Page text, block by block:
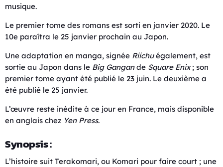
musique.
Le premier tome des romans est sorti en janvier 2020. Le
10e paraîtra le 25 janvier prochain au Japon.
Une adaptation en manga, signée Riichuégalement, est
sortie au Japon dans le Big Gangande Square Enix; son
premier tome ayant été publié le 23 juin. Le deuxième a
été publié le 25 janvier.
L’œuvre reste inédite à ce jour en France, mais disponible
en anglais chez Yen Press.
Synopsis :
L’histoire suit Terakomari, ou Komari pour faire court ; une